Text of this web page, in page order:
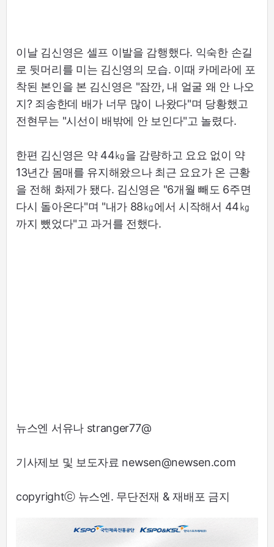
이날 김신영은 셀프 이발을 감행했다. 익숙한 손길
로 뒷머리를 미는 김신영의 모습. 이때 카메라에 포
착된 본인을 본 김신영은 "잠깐, 내 얼굴 왜 안 나오
지? 죄송한데 배가 너무 많이 나왔다"며 당황했고
전현무는 "시선이 배밖에 안 보인다"고 놀렸다.
한편 김신영은 약 44㎏을 감량하고 요요 없이 약
13년간 몸매를 유지해왔으나 최근 요요가 온 근황
을 전해 화제가 됐다. 김신영은 "6개월 빼도 6주면
다시 돌아온다"며 "내가 88㎏에서 시작해서 44㎏
까지 뺐었다"고 과거를 전했다.
뉴스엔 서유나 stranger77@
기사제보 및 보도자료 newsen@newsen.com
copyrightⓒ 뉴스엔. 무단전재 & 재배포 금지